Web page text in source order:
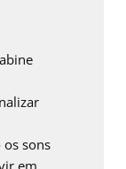
sons
em